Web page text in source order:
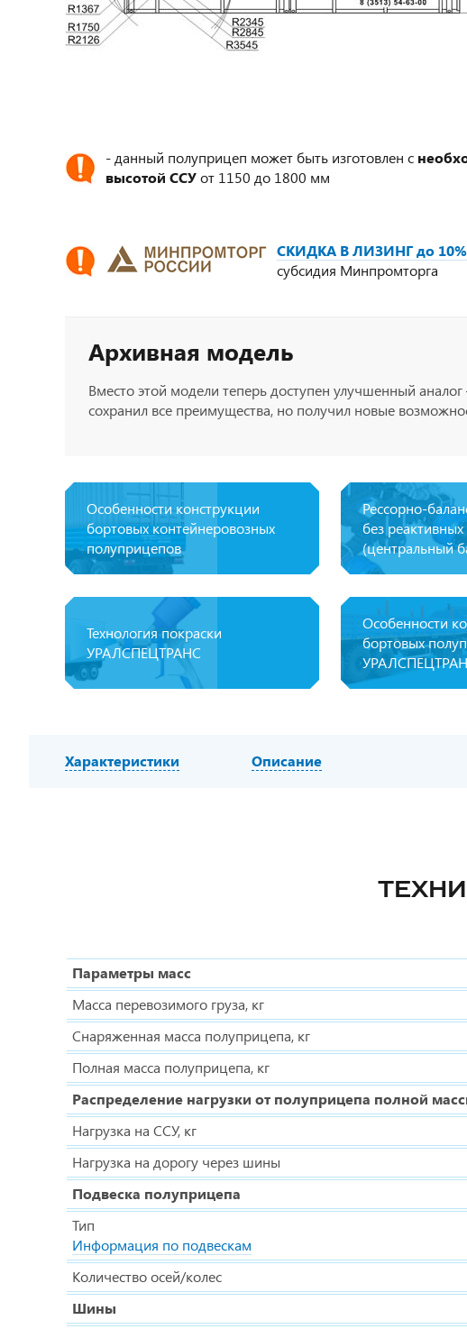
- данный полуприцеп может быть изготовлен с
высотой ССУот 1150 до 1800 мм
СКИДКА В ЛИЗИНГ до 10%
субсидия Минпромторга
Архивная модель
Вместо этой модели теперь доступен улучшенный
сохранил все преимущества, но получил новые
Особенности конструкции
бортовых контейнеровозных
полуприцепов
Рессорно-
без
(центральный
Технология покраски
УРАЛСПЕЦТРАНС
Особенности
бортовых
Характеристики Описание
Параметры масс
Масса перевозимого груза, кг
Снаряженная масса полуприцепа, кг
Полная масса полуприцепа, кг
Распределение нагрузки от полуприцепа полной
Нагрузка на ССУ, кг
Нагрузка на дорогу через шины
Подвеска полуприцепа
Тип
Информация по подвескам
Количество осей/колес
Шины